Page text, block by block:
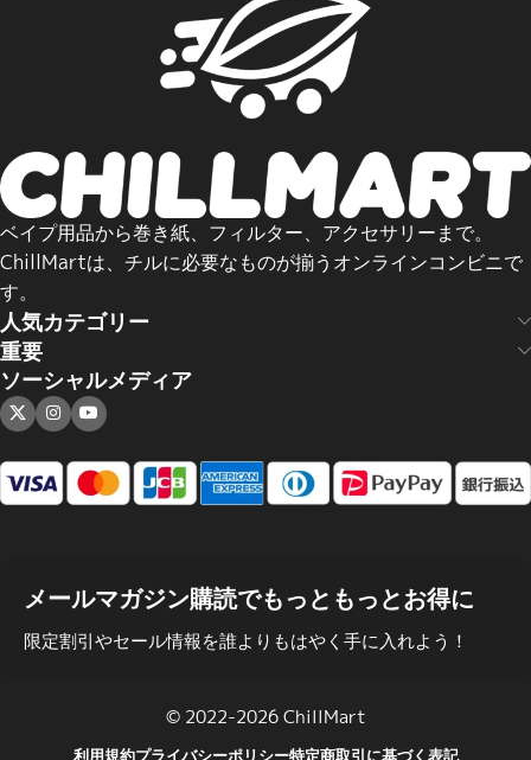
ベイプ用品から巻き紙、フィルター、アクセサリーまで。
ChillMartは、チルに必要なものが揃うオンラインコンビニで
す。
人気カテゴリー
重要
ソーシャルメディア
メールマガジン購読でもっともっとお得に
限定割引やセール情報を誰よりもはやく手に入れよう！
© 2022-2026 ChillMart